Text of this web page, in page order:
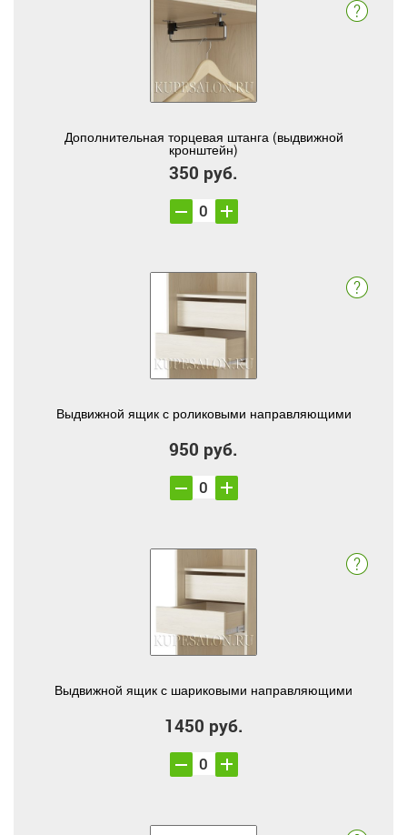
Дополнительная торцевая штанга (выдвижной
кронштейн)
350 руб.
Выдвижной ящик с роликовыми направляющими
950 руб.
Выдвижной ящик с шариковыми направляющими
1450 руб.